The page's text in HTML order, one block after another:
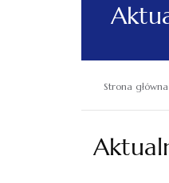
Strona główna